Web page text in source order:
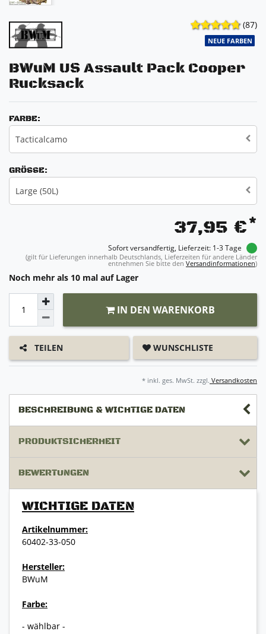
(87)
NEUE FARBEN
BWuM US Assault Pack Cooper
Rucksack
FARBE:
Tacticalcamo
GRÖSSE:
Large (50L)
37,95 €*
Sofort versandfertig, Lieferzeit: 1-3 Tage
(gilt für Lieferungen innerhalb Deutschlands, Lieferzeiten für andere Länder
entnehmen Sie bitte den Versandinformationen)
Noch mehr als 10 mal auf Lager
IN DEN WARENKORB
TEILEN WUNSCHLISTE
* inkl. ges. MwSt. zzgl. Versandkosten
BESCHREIBUNG & WICHTIGE DATEN
PRODUKTSICHERHEIT
BEWERTUNGEN
WICHTIGE DATEN
Artikelnummer:
60402-33-050
Hersteller:
BWuM
Farbe:
- wählbar -